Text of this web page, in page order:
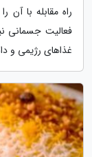
راه مقابله با
فعالیت جسمانی
غذاهای رژیمی و